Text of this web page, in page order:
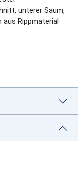
unterer Saum,
Rippmaterial